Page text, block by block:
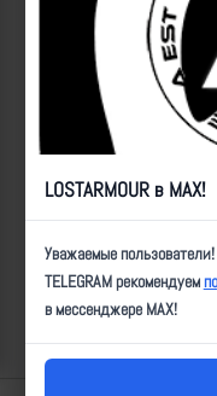
Операторы Центра
Краснолиманском
LOSTARMOUR в MAX!
Уважаемые
TELEGRAM рекомендуем
в мессенджере MAX!